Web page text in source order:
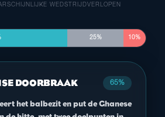
WEDSTRIJDVERLOPEN
25% 10%
DOORBRAAK 65%
het balbezit en put de Ghanese